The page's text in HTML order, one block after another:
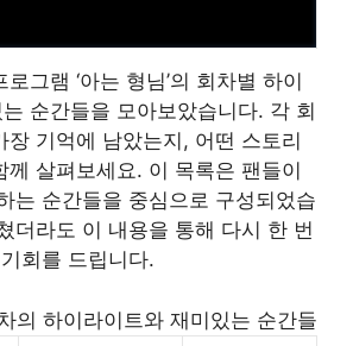
그램 ‘아는 형님’의 회차별 하이
순간들을 모아보았습니다. 각 회
장 기억에 남았는지, 어떤 스토리
께 살펴보세요. 이 목록은 팬들이
는 순간들을 중심으로 구성되었습
더라도 이 내용을 통해 다시 한 번
회를 드립니다.
의 하이라이트와 재미있는 순간들